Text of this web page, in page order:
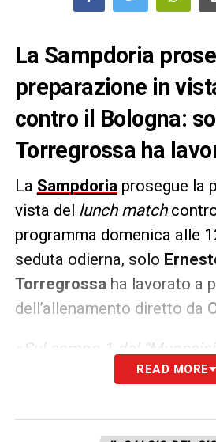
La Sampdoria
preparazione in
contro il Bologna:
Torregrossa ha
La Sampdoriaprosegue la
vista del lunch match
programma domenica alle
seduta odierna, solo
Torregrossaha lavorato a
dell’allenamento diretto da
Sul campo 1 del
Claudio Ranieri e staff
attivazione, circuito
READ MORE